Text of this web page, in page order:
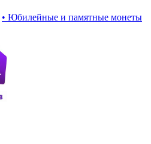
• Юбилейные и памятные монеты